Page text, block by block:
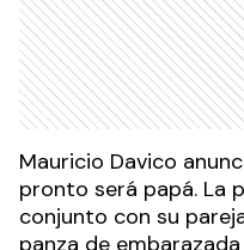
Mauricio Davico
pronto será papá. La
conjunto con su
panza de